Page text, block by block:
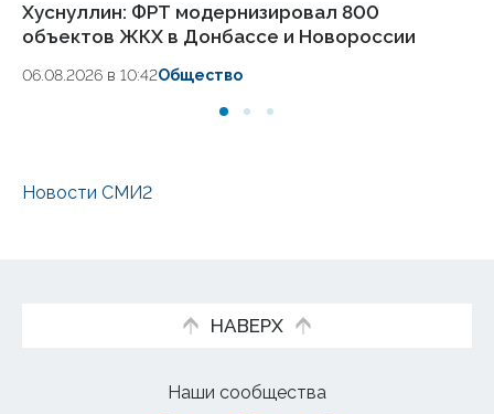
Хуснуллин: ФРТ модернизировал 800
объектов ЖКХ в Донбассе и Новороссии
06.08.2026 в 10:42Общество
Новости СМИ2
НАВЕРХ
Наши сообщества